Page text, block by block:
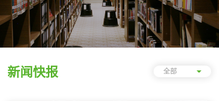
新闻快报 全部